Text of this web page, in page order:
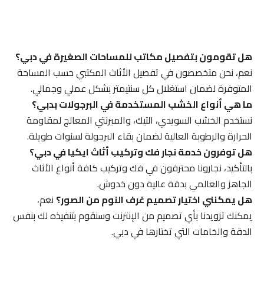
هل تقومون بتفصيل مكاتب للمساحات الصغيرة في دبي؟
نعم، نحن متخصصون في تفصيل الأثاث المكتبي حسب المساحة
المتوفرة لضمان استغلال كل سنتيمتر بشكل عملي وجمالي.
ما هي أنواع الخشب المستخدمة في البرجولات بدبي؟
نستخدم الخشب السويدي، التيك، والميرنتي المعالج لمقاومة
الحرارة والرطوبة العالية لضمان بقاء البرجولة لسنوات طويلة.
هل توفرون خدمة نجار فك وتركيب أثاث ايكيا في دبي؟
بالتأكيد، نجارونا محترفون في فك وتركيب كافة أنواع الأثاث
الجاهز والعالمي بدقة عالية دون خدوش.
هل يمكنني اختيار تصميم غرف النوم من الصور؟نعم،
يمكنك تزويدنا بأي تصميم من الإنترنت وسنقوم بتنفيذه لك بنفس
الدقة والخامات التي تختارها في دبي.